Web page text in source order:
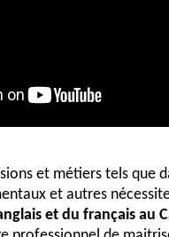
et métiers tels que
et autres
et du français au